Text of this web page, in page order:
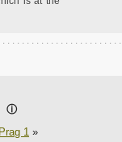
ⓘ
1 »